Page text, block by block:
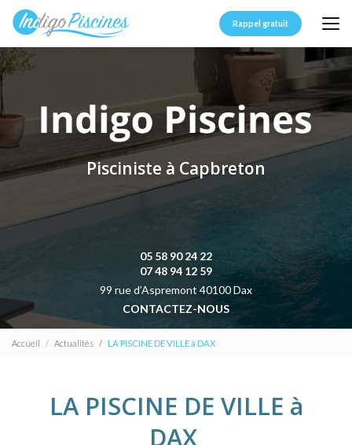
Aller
contenu
principal
Rappel gratuit
Pisciniste à Capbreton
05 58 90 24 22
07 48 94 12 59
99 rue d’Aspremont 40100 Dax
CONTACTEZ-NOUS
Accueil Actualités LA PISCINE DE VILLE à DAX
LA PISCINE DE VILLE à
DAX